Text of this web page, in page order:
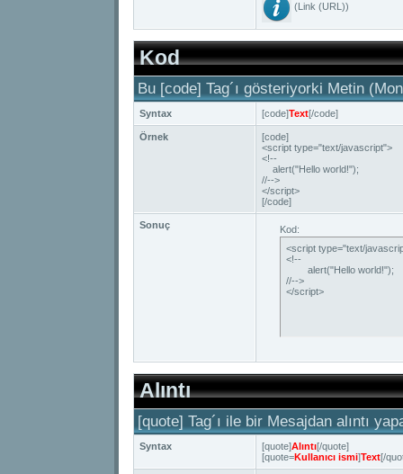
(Link (URL))
Kod
Bu [code] Tag´ı gösteriyorki Metin
Syntax [code]Text[/code]
Örnek
[code]
<script type="text/javascript">
<!--
alert("Hello world!");
//-->
</script>
[/code]
Sonuç
Kod:
<script type="text/
<!--
//-->
</script>
Alıntı
[quote] Tag´ı ile bir Mesajdan alıntı
Syntax [quote]Alıntı[/quote]
[quote=Kullanıcı ismi]Text[/